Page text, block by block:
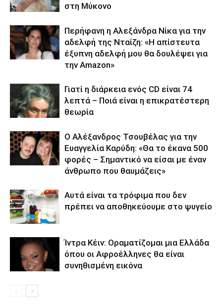
στη Μύκονο
Περήφανη η Αλεξάνδρα Νίκα για την
αδελφή της Νταίζη: «Η απίστευτα
έξυπνη αδελφή μου θα δουλέψει για
την Amazon»
Γιατί η διάρκεια ενός CD είναι 74
λεπτά – Ποιά είναι η επικρατέστερη
θεωρία
Ο Αλέξανδρος Τσουβέλας για την
Ευαγγελία Καρύδη: «Θα το έκανα 500
φορές – Σημαντικό να είσαι με έναν
άνθρωπο που θαυμάζεις»
Αυτά είναι τα τρόφιμα που δεν
πρέπει να αποθηκεύουμε στο ψυγείο
Ίντρα Κέιν: Οραματίζομαι μια Ελλάδα
όπου οι Αφροέλληνες θα είναι
συνηθισμένη εικόνα